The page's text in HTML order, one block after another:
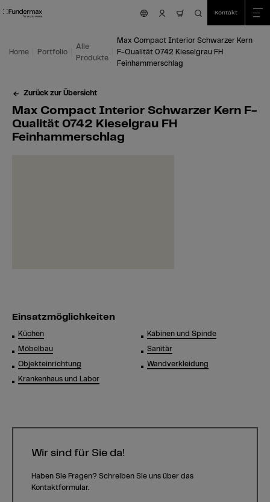
Zum Hauptinhalt springen
Zum Inhaltsverzeichnis springen
Zum Hauptmenü springen Kontakt
Home Portfolio
Alle
Produkte
Max Compact Interior Schwarzer Kern
F-Qualität 0742 Kieselgrau FH
Feinhammerschlag
Zurück zur Übersicht
Max Compact Interior Schwarzer Kern F-
Qualität 0742 Kieselgrau FH
Feinhammerschlag
Einsatzmöglichkeiten
Küchen
Möbelbau
Objekteinrichtung
Krankenhaus und Labor
Kabinen und Spinde
Sanitär
Wandverkleidung
Wir sind für Sie da!
Haben Sie Fragen? Schreiben Sie uns über das
Kontaktformular.